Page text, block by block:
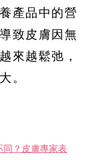
產品中的營
致皮膚因無
來越鬆弛，
。
？皮膚專家表